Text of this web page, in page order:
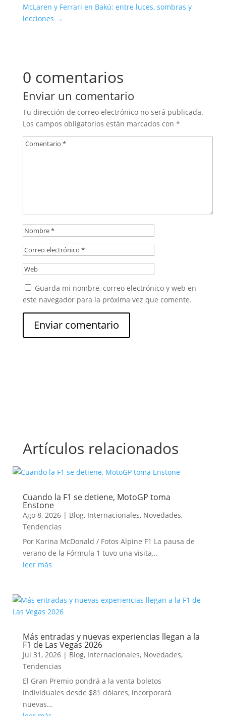
McLaren y Ferrari en Bakú: entre luces, sombras y
lecciones →
0 comentarios
Enviar un comentario
Tu dirección de correo electrónico no será publicada.
Los campos obligatorios están marcados con *
Guarda mi nombre, correo electrónico y web en
este navegador para la próxima vez que comente.
Enviar comentario
Artículos relacionados
Cuando la F1 se detiene, MotoGP toma
Enstone
Ago 8, 2026| Blog, Internacionales, Novedades,
Tendencias
Por Karina McDonald / Fotos Alpine F1 La pausa de
verano de la Fórmula 1 tuvo una visita...
leer más
Más entradas y nuevas experiencias llegan a la
F1 de Las Vegas 2026
Jul 31, 2026| Blog, Internacionales, Novedades,
Tendencias
El Gran Premio pondrá a la venta boletos
individuales desde $81 dólares, incorporará
nuevas...